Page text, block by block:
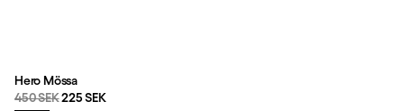
Hero Mössa
Originalpris:
450 SEKReapris:
225 SEK